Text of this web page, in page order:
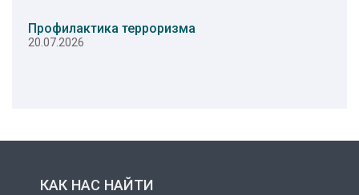
Профилактика терроризма
20.07.2026
КАК НАС НАЙТИ